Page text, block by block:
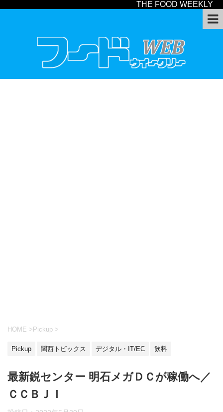
THE FOOD WEEKLY
HOME >Pickup >
Pickup 関西トピックス デジタル・IT/EC 飲料
最新鋭センター 明石メガＤＣが稼働へ／
ＣＣＢＪＩ